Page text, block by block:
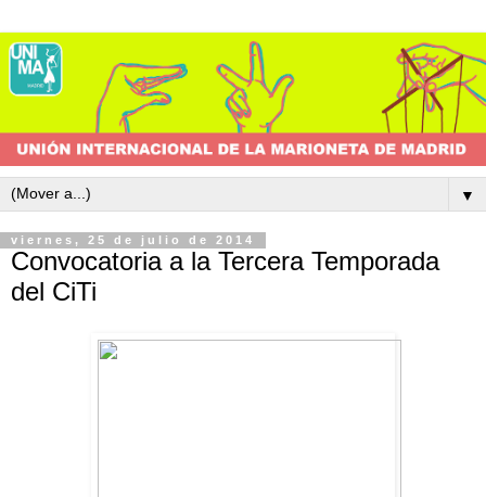
▼
viernes, 25 de julio de 2014
Convocatoria a la Tercera Temporada
del CiTi